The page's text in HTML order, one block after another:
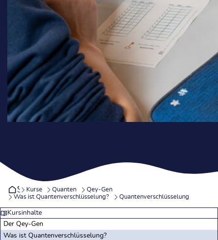
Startseite
Kurse Quanten
Qey-Gen
Was ist Quantenverschlüsselung?
Quantenverschlüsselung
Kursinhalte
Der Qey-Gen
Was ist Quantenverschlüsselung?